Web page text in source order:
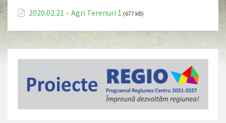
2020.02.21 – Agri Terenuri 1 (677 kB)